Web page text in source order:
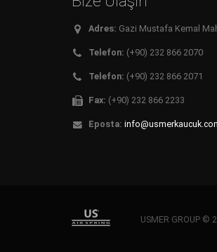
Adres: Gazi Mustafa Kemal
Telefon: (+90) 232 866 2070
Telefon: (+90) 232 866 2071
Fax: (+90) 232 866 2233
Eposta:
USMER GROUP ©